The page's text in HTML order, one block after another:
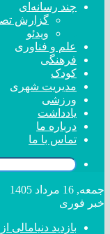
چند رسانه‌ای
گزارش
ویدئو
علم و فناوری
فرهنگی
کودک
مدیریت شهری
ورزشی
یادداشت
درباره ما
تماس با ما
جمعه, 16 مرداد 1405
خبر فوری
بازدید